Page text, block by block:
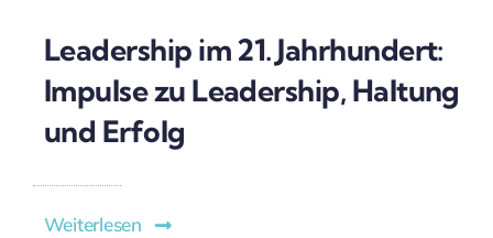
Leadership im 21. Jahrhundert:
Impulse zu Leadership, Haltung
und Erfolg
Weiterlesen